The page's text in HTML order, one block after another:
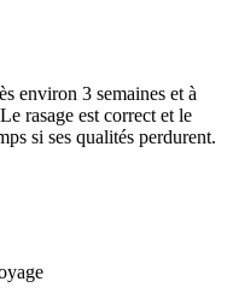
environ 3 semaines et à
rasage est correct et le
si ses qualités perdurent.